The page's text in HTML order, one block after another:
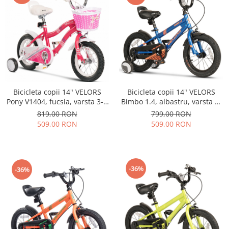
Bicicleta copii 14" VELORS
Pony V1404, fucsia, varsta 3-5
ani
819,00 RON
509,00 RON
Bicicleta copii 14" VELORS
Bimbo 1.4, albastru, varsta 3-
5 ani
799,00 RON
509,00 RON
-36% -36%